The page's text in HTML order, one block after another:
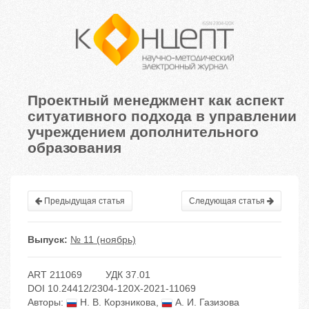
Проектный менеджмент как аспект
ситуативного подхода в управлении
учреждением дополнительного
образования
Предыдущая статья Следующая статья
Выпуск: № 11 (ноябрь)
ART 211069
УДК 37.01
DOI 10.24412/2304-120X-2021-11069
Авторы:
Н. В. Корзникова, А. И. Газизова